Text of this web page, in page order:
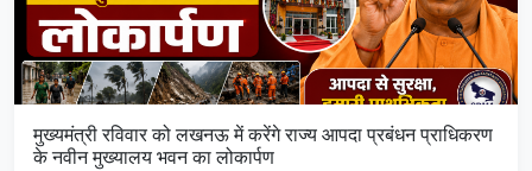
मुख्यमंत्री रविवार को लखनऊ में करेंगे राज्य आपदा प्रबंधन प्राधिकरण
के नवीन मुख्यालय भवन का लोकार्पण